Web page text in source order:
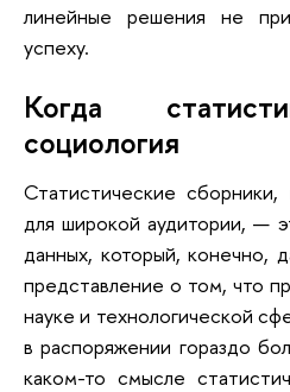
линейные решения не
успеху.
Когда
социология
Статистические
для широкой аудитории, —
данных, который, конечно,
представление о том, что
науке и технологической
в распоряжении гораздо
каком-то смысле